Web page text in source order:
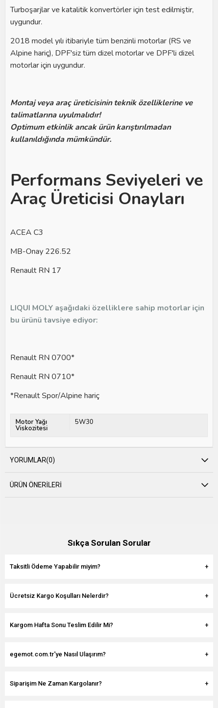
Turboşarjlar ve katalitik konvertörler için test edilmiştir,
uygundur.
2018 model yılı itibariyle tüm benzinli motorlar (RS ve
Alpine hariç), DPF'siz tüm dizel motorlar ve DPF'li dizel
motorlar için uygundur.
Montaj veya araç üreticisinin teknik özelliklerine ve
talimatlarına uyulmalıdır!
Optimum etkinlik ancak ürün karıştırılmadan
kullanıldığında mümkündür.
Performans Seviyeleri ve
Araç Üreticisi Onayları
ACEA C3
MB-Onay 226.52
Renault RN 17
LIQUI MOLY aşağıdaki özelliklere sahip motorlar için
bu ürünü tavsiye ediyor:
Renault RN 0700*
Renault RN 0710*
*Renault Spor/Alpine hariç
Motor Yağı
Viskozitesi
5W30
YORUMLAR(0)
ÜRÜN ÖNERILERI
Sıkça Sorulan Sorular
Taksitli Ödeme Yapabilir miyim?
Ücretsiz Kargo Koşulları Nelerdir?
Kargom Hafta Sonu Teslim Edilir Mi?
egemot.com.tr'ye Nasıl Ulaşırım?
Siparişim Ne Zaman Kargolanır?